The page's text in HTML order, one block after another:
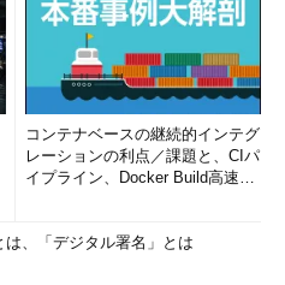
ード： 名前とメール
する。
コンテナベースの継続的インテグ
レーションの利点／課題と、CIパ
イプライン、Docker Build高速化
は、「デジタル署名」とは